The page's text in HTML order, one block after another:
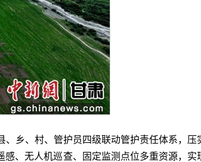
乡、村、管护员四级联动管护责任体系，压
、无人机巡查、固定监测点位多重资源，实